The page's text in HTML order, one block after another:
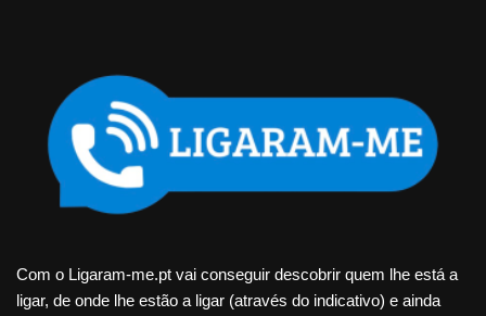
Com o Ligaram-me.pt vai conseguir descobrir quem lhe está a
ligar, de onde lhe estão a ligar (através do indicativo) e ainda